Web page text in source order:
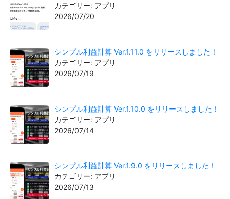
カテゴリー: アプリ
2026/07/20
シンプル利益計算 Ver.1.11.0 をリリースしました！
カテゴリー: アプリ
2026/07/19
シンプル利益計算 Ver.1.10.0 をリリースしました！
カテゴリー: アプリ
2026/07/14
シンプル利益計算 Ver.1.9.0 をリリースしました！
カテゴリー: アプリ
2026/07/13